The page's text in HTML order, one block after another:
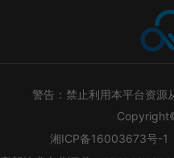
警告：禁止利用本平台资源
湘ICP备16003673号-1